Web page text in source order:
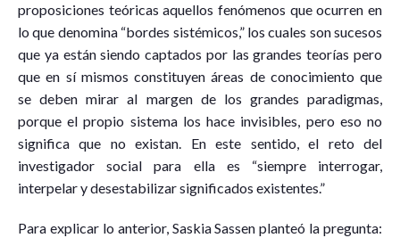
proposiciones teóricas aquellos fenómenos que ocurren en
lo que denomina “bordes sistémicos,” los cuales son sucesos
que ya están siendo captados por las grandes teorías pero
que en sí mismos constituyen áreas de conocimiento que
se deben mirar al margen de los grandes paradigmas,
porque el propio sistema los hace invisibles, pero eso no
significa que no existan. En este sentido, el reto del
investigador social para ella es “siempre interrogar,
interpelar y desestabilizar significados existentes.”
Para explicar lo anterior, Saskia Sassen planteó la pregunta: